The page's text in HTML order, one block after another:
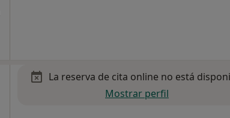
La reserva de cita online no está
Mostrar perfil